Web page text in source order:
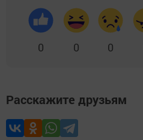
0 0 0
Расскажите друзьям